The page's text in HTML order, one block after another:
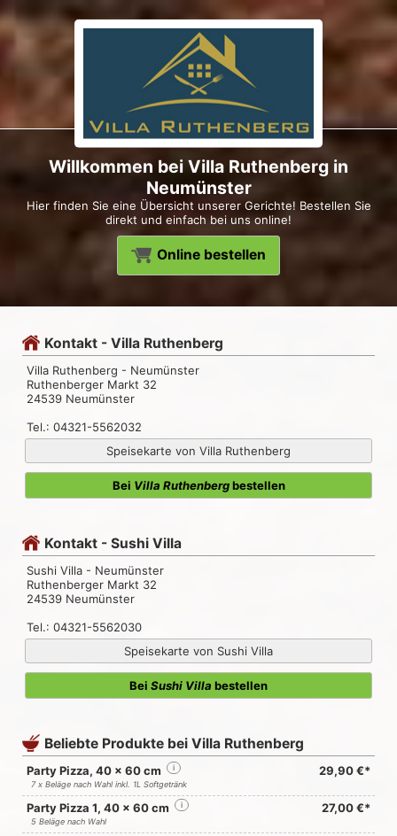
Willkommen bei Villa Ruthenberg in
Neumünster
Hier finden Sie eine Übersicht unserer Gerichte! Bestellen Sie
direkt und einfach bei uns online!
Online bestellen
Kontakt - Villa Ruthenberg
Villa Ruthenberg - Neumünster
Ruthenberger Markt 32
24539 Neumünster
Tel.: 04321-5562032
Speisekarte von Villa Ruthenberg
Bei Villa Ruthenbergbestellen
Kontakt - Sushi Villa
Sushi Villa - Neumünster
Ruthenberger Markt 32
24539 Neumünster
Tel.: 04321-5562030
Speisekarte von Sushi Villa
Bei Sushi Villa bestellen
Beliebte Produkte bei Villa Ruthenberg
Party Pizza, 40 x 60 cm i 29,90 €*
7 x Beläge nach Wahl inkl. 1L Softgetränk
Party Pizza 1, 40 x 60 cm i 27,00 €*
5 Beläge nach Wahl